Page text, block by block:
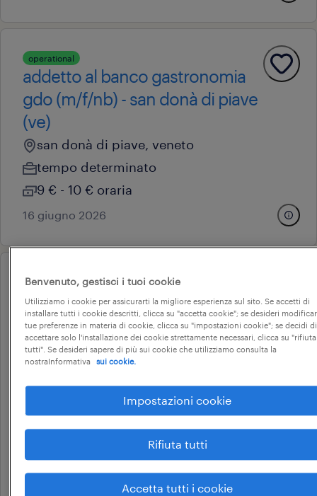
operational
addetto al banco gastronomia
gdo (m/f/nb) - san donà di piave
(ve)
san donà di piave, veneto
tempo determinato
9 € - 10 € oraria
16 giugno 2026
operational
addetto cassa ed allestimento -
coop alleanza 3.0 - oderzo
(m/f/nb)
altre tipologie contrattuali
coop alleanza 3.0 societa' cooperativa
Benvenuto, gestisci i tuoi cookie
Utilizziamo i cookie per assicurarti la migliore esperienza sul sito. Se accetti di
installare tutti i cookie descritti, clicca su "accetta cookie"; se desideri
tue preferenze in materia di cookie, clicca su "impostazioni cookie"; se decidi di
accettare solo l'installazione dei cookie strettamente necessari, clicca su "rifiuta
tutti". Se desideri sapere di più sui cookie che utilizziamo consulta la
nostraInformativa
sui cookie.
Impostazioni cookie
Rifiuta tutti
Accetta tutti i cookie